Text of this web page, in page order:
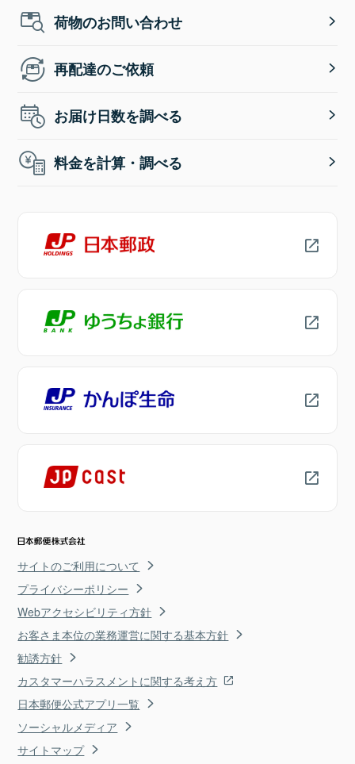
荷物のお問い合わせ
再配達のご依頼
お届け日数を調べる
料金を計算・調べる
サイトのご利用について
プライバシーポリシー
Webアクセシビリティ方針
お客さま本位の業務運営に関する基本方針
勧誘方針
カスタマーハラスメントに関する考え方
日本郵便公式アプリ一覧
ソーシャルメディア
サイトマップ